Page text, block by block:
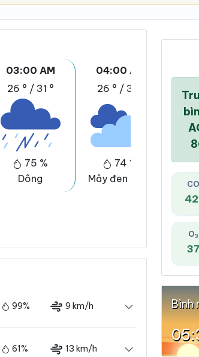
03:00 AM
26 ° / 31 °
75 %
Dông
04:00 AM
26 ° / 31 °
74 %
Mây đen u ám
26
99% 9 km/h
61% 13 km/h
CO
O3
37
Bình